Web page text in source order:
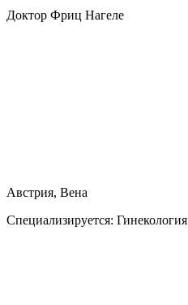
Доктор Фриц Нагеле
Австрия, Вена
Специализируется: Гинекология